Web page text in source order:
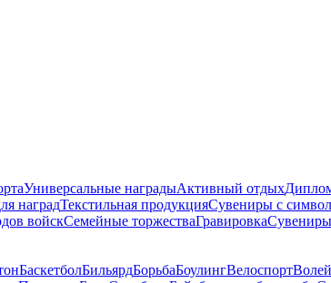
Универсальные наградыАктивный отдых
наградТекстильная продукцияСувениры с
войскСемейные торжестваГравировкаСувениры
БаскетболБильярдБорьбаБоулингВелоспорт